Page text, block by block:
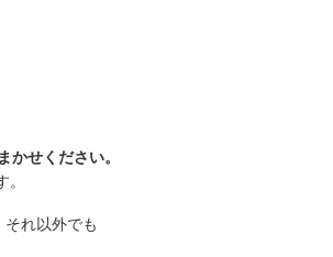
かせください。
以外でも